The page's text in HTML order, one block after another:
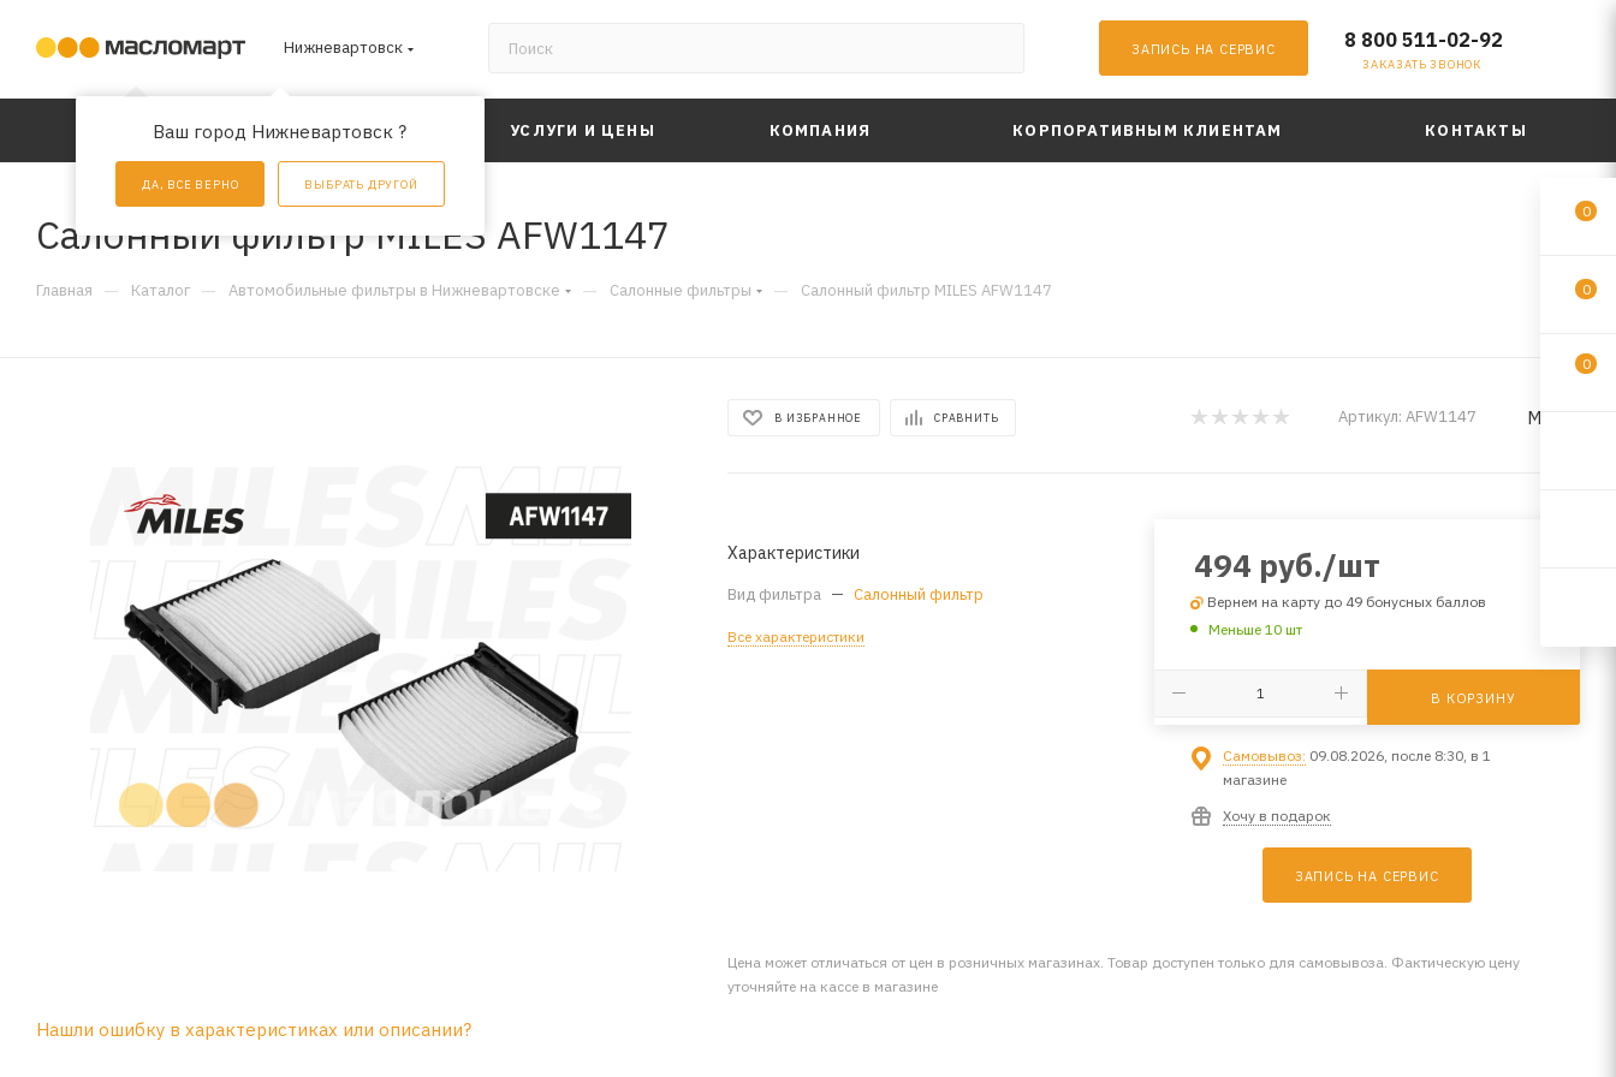
Нижневартовск
Ваш город Нижневартовск ?
ДА, ВСЕ ВЕРНО ВЫБРАТЬ ДРУГОЙ
ЗАПИСЬ НА СЕРВИС 8 800 511-02-92
ЗАКАЗАТЬ ЗВОНОК
КАТАЛОГ АКЦИИ УСЛУГИ И ЦЕНЫ КОМПАНИЯ КОРПОРАТИВНЫМ КЛИЕНТАМ КОНТАКТЫ
Салонный фильтр MILES AFW1147
Главная — Каталог — Автомобильные фильтры в Нижневартовске — Салонные фильтры — Салонный фильтр MILES AFW1147
В ИЗБРАННОЕ СРАВНИТЬ Артикул: AFW1147 MILES
Характеристики
Вид фильтра — Салонный фильтр
Все характеристики
494 руб./шт
Вернем на карту до 49 бонусных баллов
Меньше 10 шт
В КОРЗИНУ
Самовывоз: 09.08.2026, после 8:30, в 1
магазине
Хочу в подарок
ЗАПИСЬ НА СЕРВИС
Цена может отличаться от цен в розничных магазинах. Товар доступен только для самовывоза. Фактическую цену
уточняйте на кассе в магазине
Нашли ошибку в характеристиках или описании?
0
0
0